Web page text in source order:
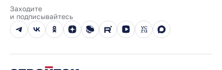
Реализованные проекты
Вопросы и ответы
Новости
Юбилейный год
Заходите
и подписывайтесь